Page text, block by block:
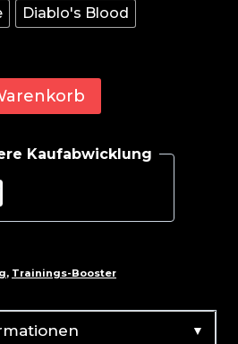
Diablo's Blood
Kaufabwicklung
, Trainings-Booster
▼